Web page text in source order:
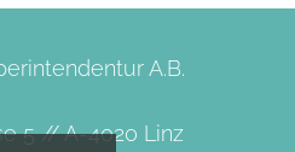
A.B.
5 // A-4020 Linz